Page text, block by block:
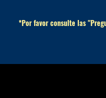
*Por favor consulte las